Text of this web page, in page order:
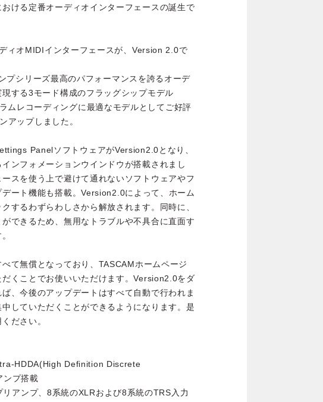
ける定番オーディオインターフェースの誕生で
ィオMIDIインターフェースが、Version 2.0で
プシリーズ最高のパフォーマンスを誇るオーデ
する3モード構成のフラッグシップモデル
ムレコーディングに最適なモデルとしてご好評
アップしました。
PanelソフトウェアがVersion2.0となり、
ンフォメーションウインドウが搭載されまし
スを使う上で避けて通れないソフトウェアやフ
ート機能も搭載。Version2.0によって、ホーム
するわずらわしさから解放されます。同時に、
できるため、無用なトラブルや不具合に直面す
て無償となっており、TASCAMホームページ
くことでお使いいただけます。Version2.0をダ
、今後のアップデートはすべて自動で行われま
していただくことができるようになります。是
ださい。
HDDA(High Definition Discrete
プ搭載
アンプ、8系統のXLRおよび8系統のTRS入力